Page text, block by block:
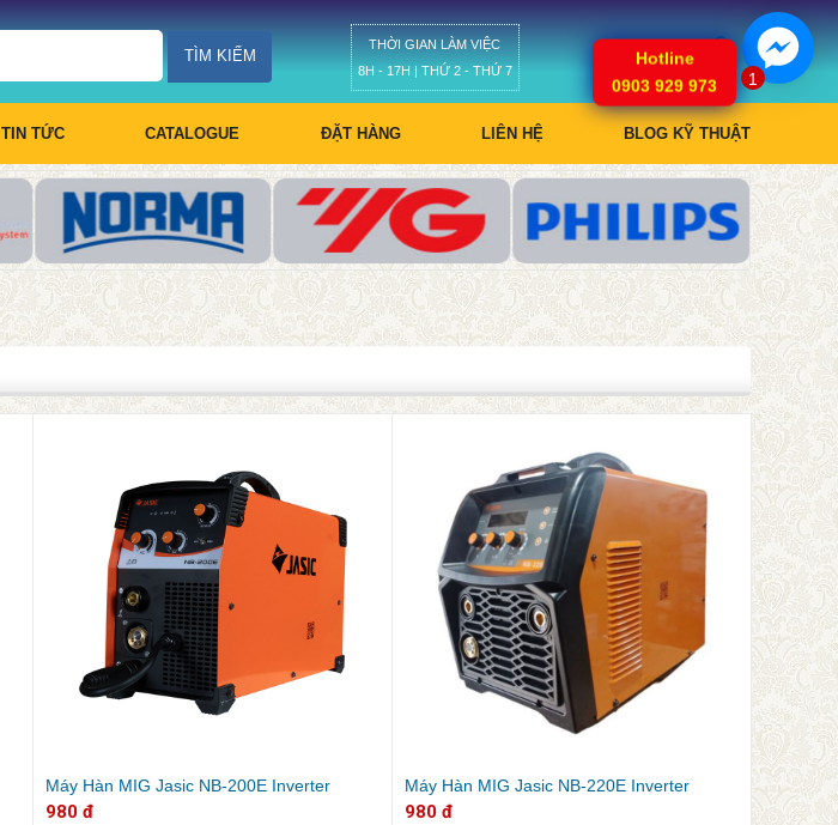
TÌM KIẾM
THỜI GIAN LÀM VIỆC
8H - 17H | THỨ 2 - THỨ 7
Giỏ hàng
TIN TỨC CATALOGUE ĐẶT HÀNG LIÊN HỆ BLOG KỸ THUẬT
Máy Hàn MIG Jasic NB-200E Inverter
980 đ
Máy Hàn MIG Jasic NB-220E Inverter
980 đ
1
Hotline
0903 929 973